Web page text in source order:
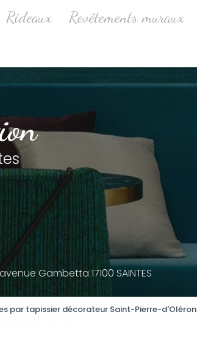
Rideaux Revêtements muraux
avenue Gambetta 17100 SAINTES
par tapissier décorateur Saint-Pierre-d'Oléron